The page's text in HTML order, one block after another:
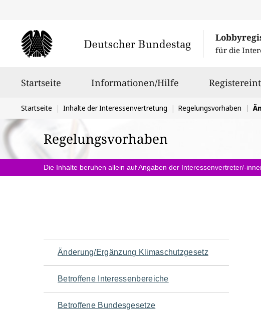
für die
Startseite Informationen/Hilfe
Sie
befinden
sich
hier:
Startseite Inhalte der Interessenvertretung Regelungsvorhaben
Regelungsvorhaben
Die Inhalte beruhen allein auf Angaben der Interessenvertreter/-
Navigation
für
den
Änderung/Ergänzung Klimaschutzgesetz
Betroffene Interessenbereiche
Betroffene Bundesgesetze